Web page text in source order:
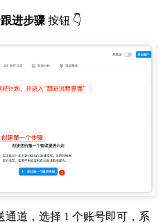
进步骤 按钮 👇
通道，选择 1 个账号即可，系